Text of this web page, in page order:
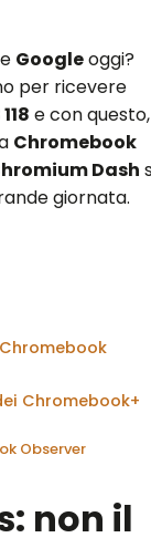
Googleoggi?
per ricevere
e con questo,
Chromebook
Dash
giornata.
Chromebook+
Observer
non il